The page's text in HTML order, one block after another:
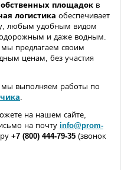
площадок в
логистика обеспечивает
любым удобным видом
и даже водным.
предлагаем своим
ценам, без участия
выполняем работы по
.
на нашем сайте,
на почту info@prom-
+7 (800) 444-79-35 (звонок